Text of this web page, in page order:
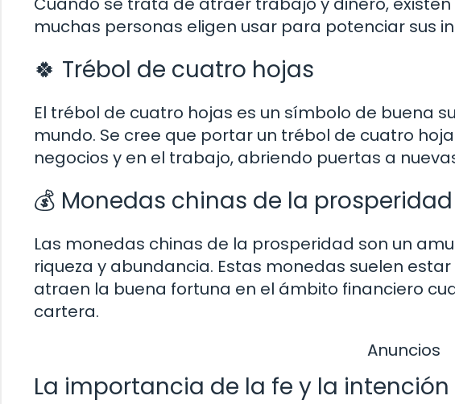
muchas personas eligen usar para potenciar sus
🍀 Trébol de cuatro hojas
El trébol de cuatro hojas es un símbolo de buena
mundo. Se cree que portar un trébol de cuatro
negocios y en el trabajo, abriendo puertas a
💰 Monedas chinas de la prosperidad
Las monedas chinas de la prosperidad son un
riqueza y abundancia. Estas monedas suelen
atraen la buena fortuna en el ámbito financiero
cartera.
Anuncios
La importancia de la fe y la intención